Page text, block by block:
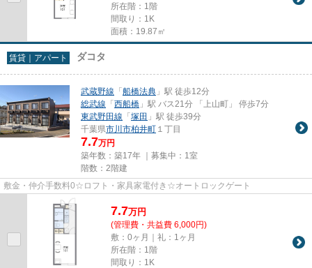
所在階：1階
間取り：1K
面積：19.87㎡
賃貸｜アパート ダコタ
武蔵野線 「 船橋法典 」駅 徒歩12分
総武線 「 西船橋 」駅 バス21分 「上山町」 停歩7分
東武野田線 「 塚田 」駅 徒歩39分
千葉県市川市柏井町 １丁目
7.7万円
築年数：築17年 ｜募集中： 1室
階数：2階建
敷金・仲介手数料0☆ロフト・家具家電付き☆オートロックゲート
7.7万円
(管理費・共益費 6,000円)
敷：0ヶ月｜礼：1ヶ月
所在階：1階
間取り：1K